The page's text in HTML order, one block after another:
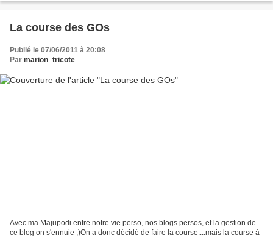
La course des GOs
Publié le 07/06/2011 à 20:08
Par marion_tricote
Avec ma Majupodi entre notre vie perso, nos blogs persos, et la gestion de
ce blog on s'ennuie ;)On a donc décidé de faire la course....mais la course à